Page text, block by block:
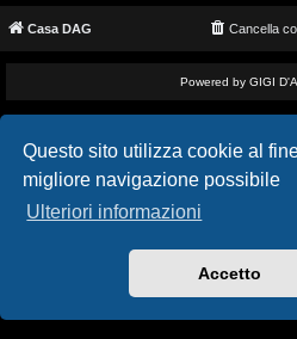
Questo sito utilizza cookie al
migliore navigazione possibile
Ulteriori informazioni
Accetto
a
i
s
p
o
t
Casa DAG Cancella
Powered by GIGI